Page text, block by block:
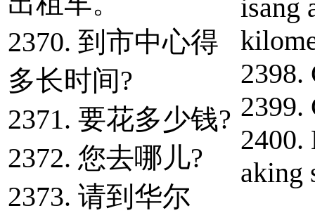
2370. 到市中心得
多长时间?
2371. 要花多少钱?
2372. 您去哪儿?
2373. 请到华尔
isang
2398.
2399.
2400.
aking